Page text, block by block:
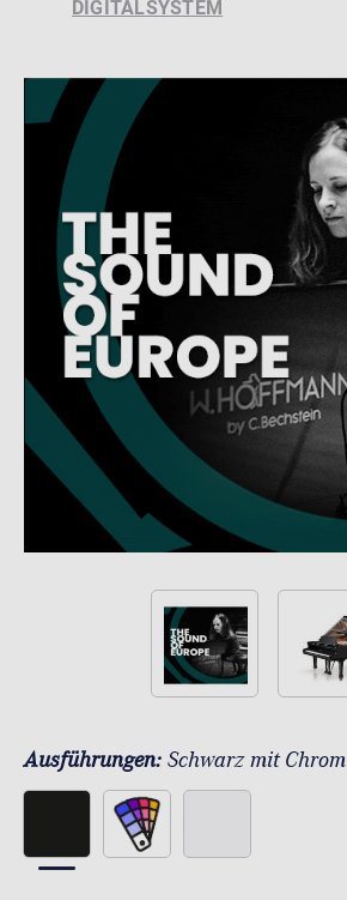
DIGITALSYSTEM
Ausführungen: Schwarz mit Chrom